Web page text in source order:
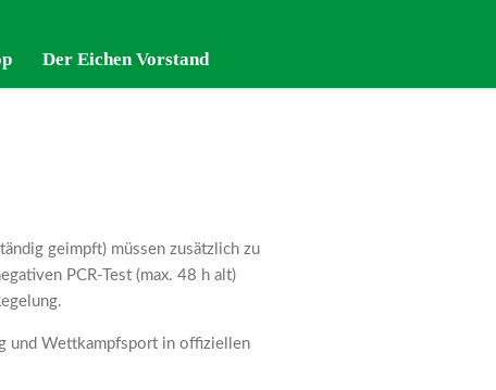
Der Eichen Vorstand
Der Eichen Vorstand
geimpft) müssen zusätzlich zu
PCR-Test (max. 48 h alt)
und Wettkampfsport in offiziellen